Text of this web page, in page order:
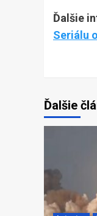
Ďalšie
Seriálu
Ďalšie